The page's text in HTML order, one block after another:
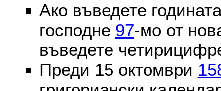
Ако въведете
господне 97-мо от
въведете
Преди 15 октомври